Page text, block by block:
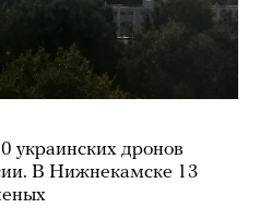
украинских дронов
В Нижнекамске 13